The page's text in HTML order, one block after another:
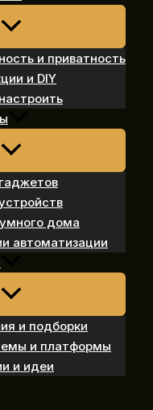
и приватность
и DIY
дома
автоматизации
и подборки
и платформы
и идеи